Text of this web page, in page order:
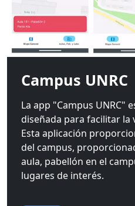
Campus UNRC
La app "Campus UNRC"
diseñada para facilitar la
Esta aplicación
del campus,
aula, pabellón en el
lugares de interés.